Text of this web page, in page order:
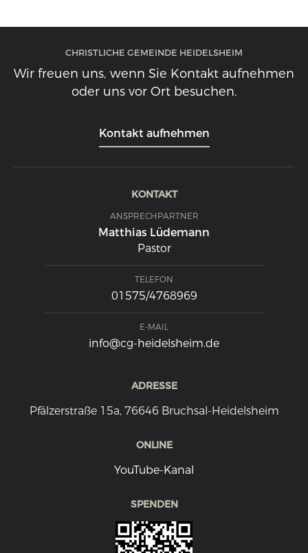
CHRISTLICHE GEMEINDE HEIDELSHEIM
Wir freuen uns, wenn Sie Kontakt aufnehmen
oder uns vor Ort besuchen.
Kontakt aufnehmen
KONTAKT
ANSPRECHPARTNER
Matthias Lüdemann
Pastor
TELEFON
01575/4768969
E-MAIL
info@cg-heidelsheim.de
ADRESSE
Pfälzerstraße 15a, 76646 Bruchsal-Heidelsheim
ONLINE
YouTube-Kanal
SPENDEN